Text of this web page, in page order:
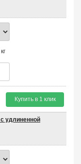
кг
Купить в 1 клик
удлиненной